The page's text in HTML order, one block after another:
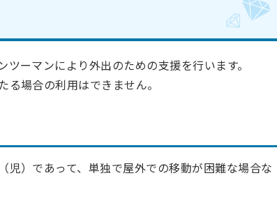
ーマンにより外出のための支援を行います。
場合の利用はできません。
）であって、単独で屋外での移動が困難な場合な